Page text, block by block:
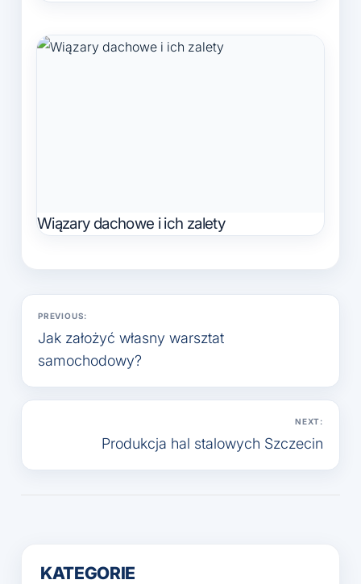
Wiązary dachowe i ich zalety
Nawigacja
wpisu
PREVIOUS:
Jak założyć własny warsztat
samochodowy?
NEXT:
Produkcja hal stalowych Szczecin
KATEGORIE